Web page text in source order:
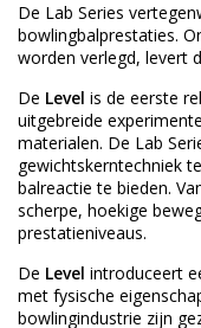
De Lab Series
bowlingbalprestaties.
worden verlegd, levert
De Level is de eerste
uitgebreide
materialen. De Lab
gewichtskerntechniek
balreactie te bieden.
scherpe, hoekige
prestatieniveaus.
De Level introduceert
met fysische
bowlingindustrie zijn